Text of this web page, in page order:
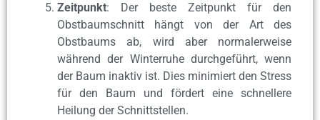
Zeitpunkt: Der beste Zeitpunkt für den
Obstbaumschnitt hängt von der Art des
Obstbaums ab, wird aber normalerweise
während der Winterruhe durchgeführt, wenn
der Baum inaktiv ist. Dies minimiert den Stress
für den Baum und fördert eine schnellere
Heilung der Schnittstellen.